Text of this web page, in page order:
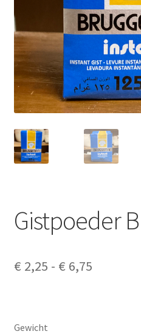
Contact
Algemene voorwaarden
Privacyverklaring
Disclaimer
Cookieverklaring
Gistpoeder
€ 2,25 - € 6,75
Gewicht